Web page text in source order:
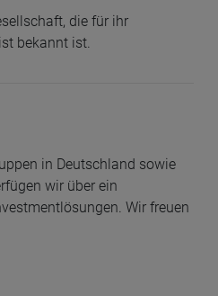
die für ihr
bekannt ist.
in Deutschland sowie
wir über ein
Wir freuen